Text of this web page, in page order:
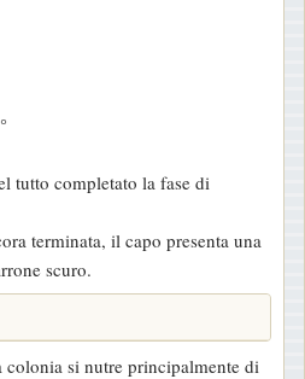
tutto completato la fase di
terminata, il capo presenta una
scuro.
si nutre principalmente di